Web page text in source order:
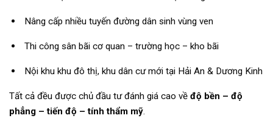
Nâng cấp nhiều tuyến đường dân sinh vùng ven
Thi công sân bãi cơ quan – trường học – kho bãi
Nội khu khu đô thị, khu dân cư mới tại Hải An & Dương Kinh
Tất cả đều được chủ đầu tư đánh giá cao về độ bền – độ
phẳng – tiến độ – tính thẩm mỹ.